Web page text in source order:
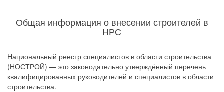
Общая информация о внесении строителей в
НРС
Национальный реестр специалистов в области строительства
(НОСТРОЙ) — это законодательно утверждённый перечень
квалифицированных руководителей и специалистов в области
строительства.